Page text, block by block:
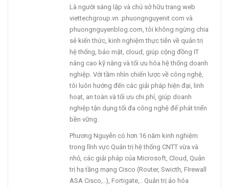
Là người sáng lập và chủ sở hữu trang web
viettechgroup.vn .phuongnguyenit.com và
phuongnguyenblog.com, tôi không ngừng chia
sẻ kiến thức, kinh nghiệm thực tiễn về quản trị
hệ thống, bảo mật, cloud, giúp cộng đồng IT
nâng cao kỹ năng và tối ưu hóa hệ thống doanh
nghiệp. Với tầm nhìn chiến lược về công nghệ,
tôi luôn hướng đến các giải pháp hiện đại, linh
hoạt, an toàn và tối ưu chi phí, giúp doanh
nghiệp tận dụng tối đa công nghệ để phát triển
bền vững.
Phương Nguyễn có hơn 16 năm kinh nghiệm
trong lĩnh vực Quản trị hệ thống CNTT vừa và
nhỏ, các giải pháp của Microsoft, Cloud, Quản
trị hạ tầng mạng Cisco (Router, Swicth, FIrewall
ASA Cisco,..), Fortigate,.. Quản trị ảo hóa